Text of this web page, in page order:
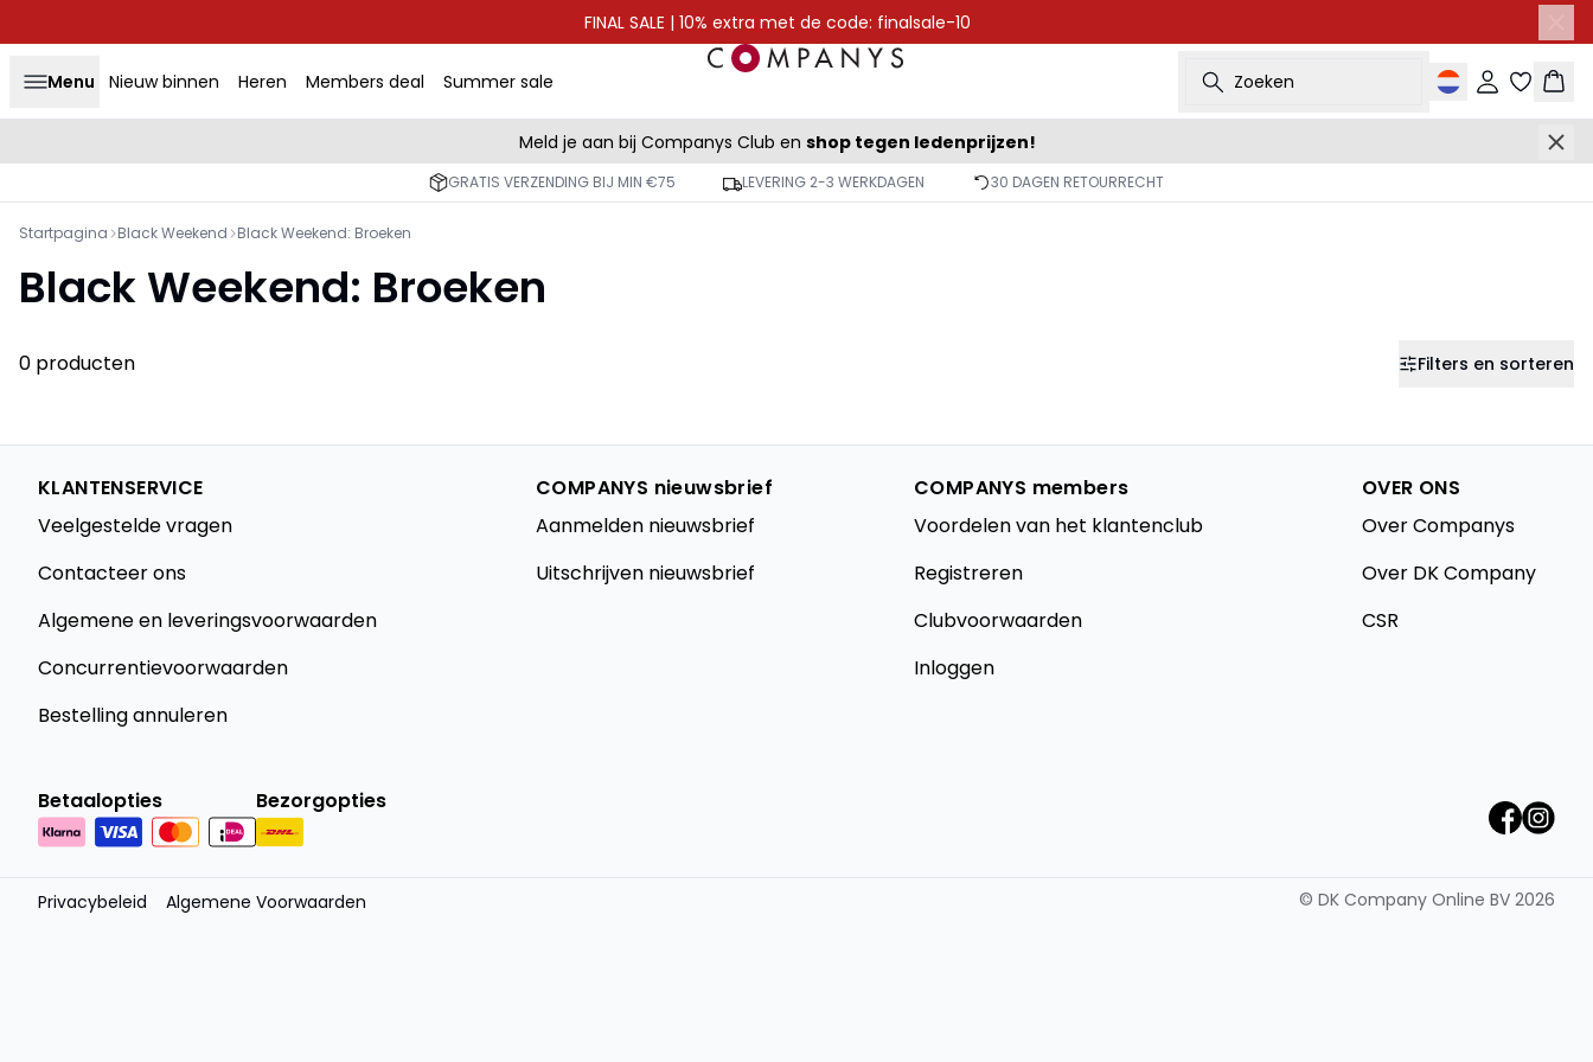
FINAL SALE | 10% extra met de code: finalsale-10
Menu Nieuw binnen Heren Members deal Summer sale Zoeken Inloggen
Meld je aan bij Companys Club en shop tegen ledenprijzen!
GRATIS VERZENDING BIJ MIN €75 LEVERING 2-3 WERKDAGEN 30 DAGEN RETOURRECHT
Startpagina Black Weekend Black Weekend: Broeken
Black Weekend: Broeken
0 producten Filters en sorteren
KLANTENSERVICE
Veelgestelde vragen
Contacteer ons
Algemene en leveringsvoorwaarden
Concurrentievoorwaarden
Bestelling annuleren
COMPANYS nieuwsbrief
Aanmelden nieuwsbrief
Uitschrijven nieuwsbrief
COMPANYS members
Voordelen van het klantenclub
Registreren
Clubvoorwaarden
Inloggen
OVER ONS
Over Companys
Over DK Company
CSR
Betaalopties Bezorgopties
Privacybeleid Algemene Voorwaarden © DK Company Online BV 2026